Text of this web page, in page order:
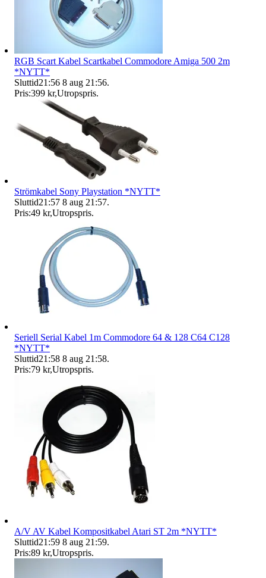
RGB Scart Kabel Scartkabel Commodore Amiga 500 2m
*NYTT*
Sluttid21:56 8 aug 21:56.
Pris:399 kr,Utropspris.
Strömkabel Sony Playstation *NYTT*
Sluttid21:57 8 aug 21:57.
Pris:49 kr,Utropspris.
Seriell Serial Kabel 1m Commodore 64 & 128 C64 C128
*NYTT*
Sluttid21:58 8 aug 21:58.
Pris:79 kr,Utropspris.
A/V AV Kabel Kompositkabel Atari ST 2m *NYTT*
Sluttid21:59 8 aug 21:59.
Pris:89 kr,Utropspris.